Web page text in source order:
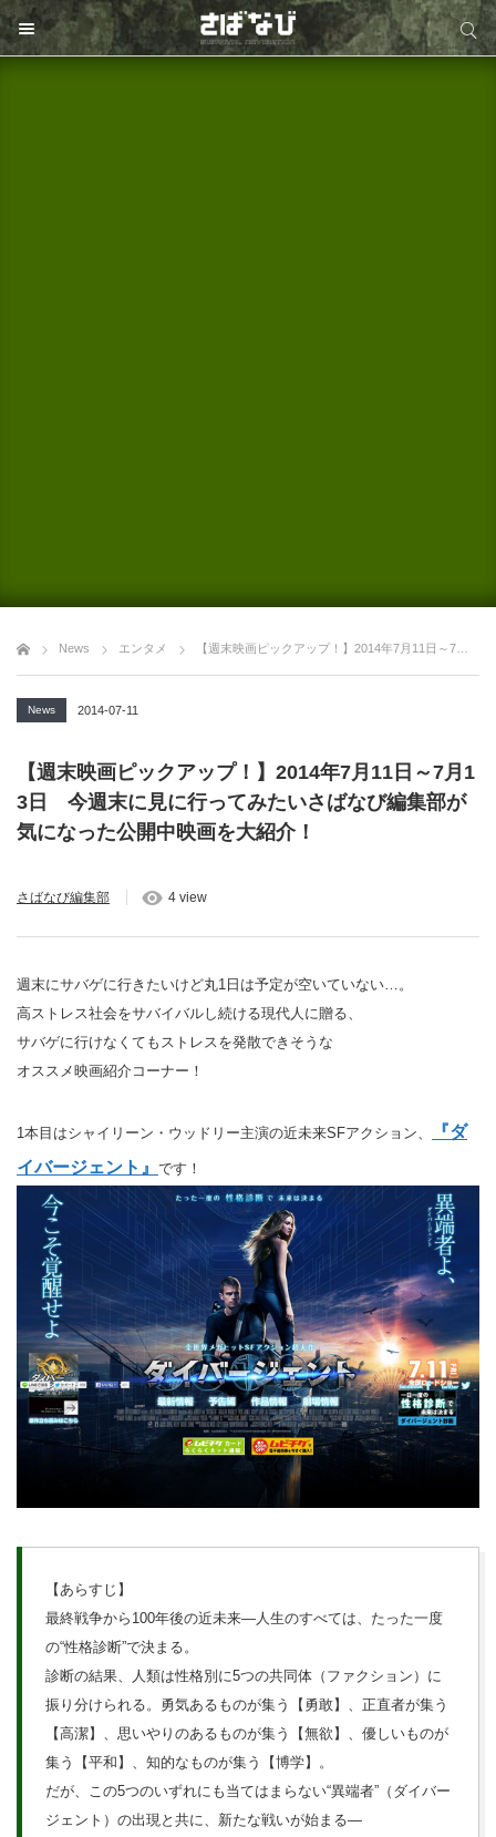
サイト内検索
News エンタメ 【週末映画ピックアップ！】2014年7月11日～7月13日 今週末に見に行ってみたいさばなび編集部が気になった公開中映画を大紹介！
News 2014-07-11
【週末映画ピックアップ！】2014年7月11日～7月1
3日 今週末に見に行ってみたいさばなび編集部が
気になった公開中映画を大紹介！
さばなび編集部 4 view
週末にサバゲに行きたいけど丸1日は予定が空いていない…。
高ストレス社会をサバイバルし続ける現代人に贈る、
サバゲに行けなくてもストレスを発散できそうな
オススメ映画紹介コーナー！
1本目はシャイリーン・ウッドリー主演の近未来SFアクション、
『ダ
イバージェント』 です！
【あらすじ】
最終戦争から100年後の近未来―人生のすべては、たった一度
の“性格診断”で決まる。
診断の結果、人類は性格別に5つの共同体（ファクション）に
振り分けられる。勇気あるものが集う【勇敢】、正直者が集う
【高潔】、思いやりのあるものが集う【無欲】、優しいものが
集う【平和】、知的なものが集う【博学】。
だが、この5つのいずれにも当てはまらない“異端者”（ダイバー
ジェント）の出現と共に、新たな戦いが始まる―